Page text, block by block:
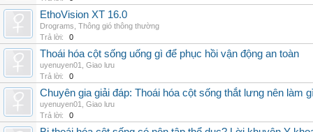
EthoVision XT 16.0
Drograms Thông gió thông thường
Trả lời:
0
Thoái hóa cột sống uống gì để phục hồi vận động an toàn
uyenuyen01
Giao lưu
Trả lời:
0
Chuyên gia giải đáp: Thoái hóa cột sống thắt lưng nên làm
uyenuyen01
Giao lưu
Trả lời:
0